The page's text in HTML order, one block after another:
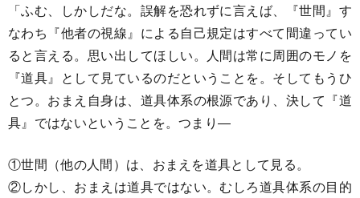
「ふむ、しかしだな。誤解を恐れずに言えば、『世間』す
なわち『他者の視線』による自己規定はすべて間違ってい
ると言える。思い出してほしい。人間は常に周囲のモノを
『道具』として見ているのだということを。そしてもうひ
とつ。おまえ自身は、道具体系の根源であり、決して『道
具』ではないということを。つまり―
①世間（他の人間）は、おまえを道具として見る。
②しかし、おまえは道具ではない。むしろ道具体系の目的